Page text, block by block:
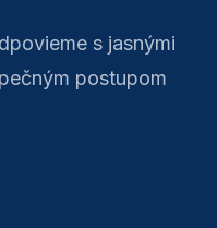
s jasnými
postupom